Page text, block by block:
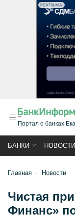
РЕКЛАМА
Портал о банках
БАНКИ НОВОСТИ
Главная Новости
Чистая
Финанс»